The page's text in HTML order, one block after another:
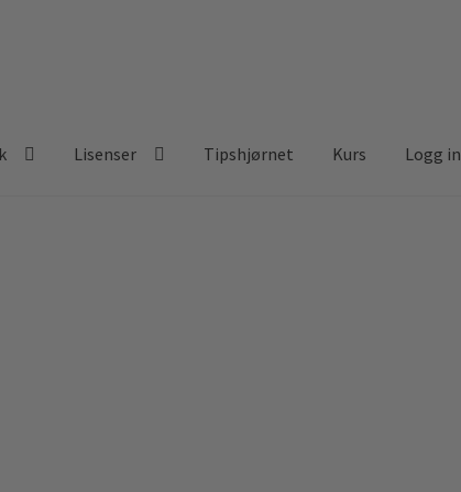
Lisenser Tipshjørnet Kurs Logg